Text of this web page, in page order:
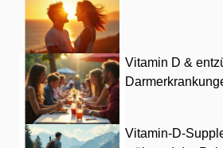
Vitamin D &
Vitamin-D-